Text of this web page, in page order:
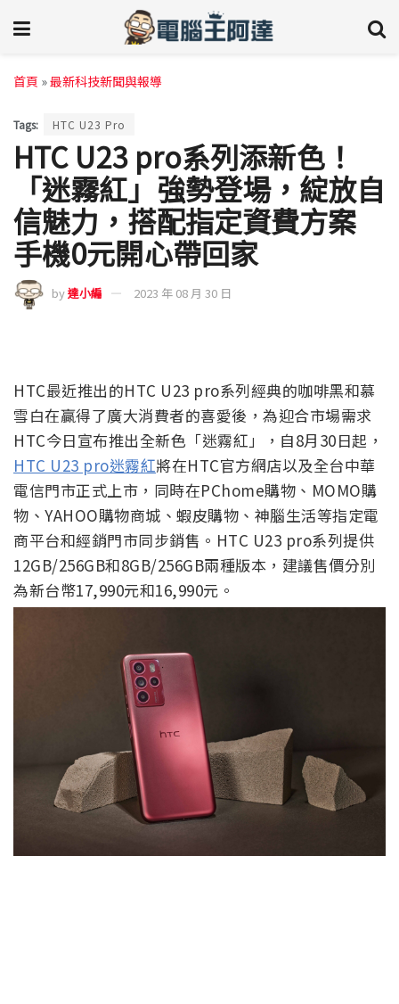
首頁 »最新科技新聞與報導
Tags: HTC U23 Pro
HTC U23 pro系列添新色！
「迷霧紅」強勢登場，綻放自
信魅力，搭配指定資費方案
手機0元開心帶回家
by達小編 2023 年 08 月 30 日
HTC最近推出的HTC U23 pro系列經典的咖啡黑和慕
雪白在贏得了廣大消費者的喜愛後，為迎合市場需求
HTC今日宣布推出全新色「迷霧紅」，自8月30日起，
HTC U23 pro迷霧紅將在HTC官方網店以及全台中華
電信門市正式上市，同時在PChome購物、MOMO購
物、YAHOO購物商城、蝦皮購物、神腦生活等指定電
商平台和經銷門市同步銷售。HTC U23 pro系列提供
12GB/256GB和8GB/256GB兩種版本，建議售價分別
為新台幣17,990元和16,990元。